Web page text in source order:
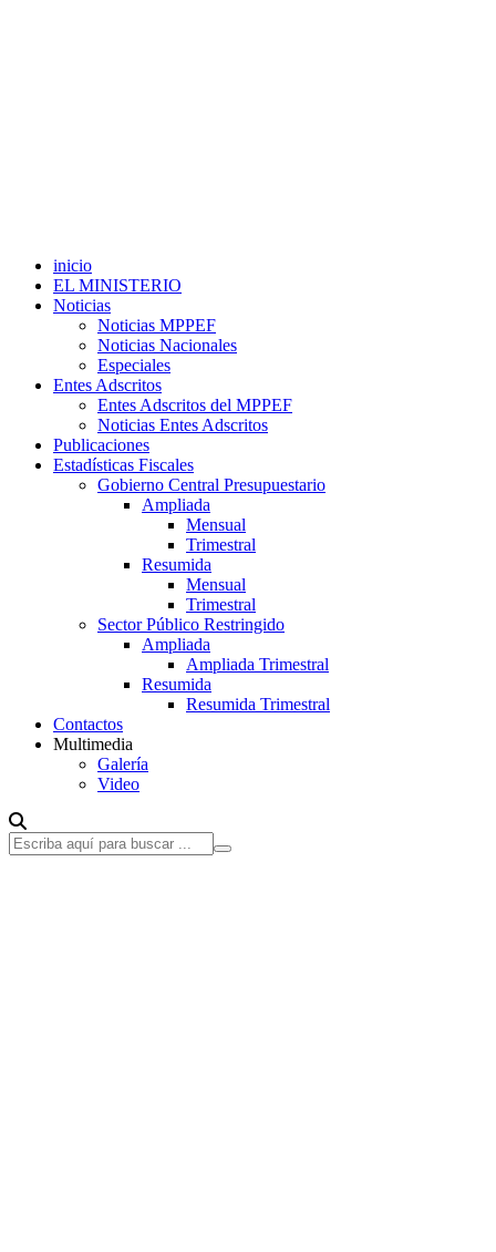
inicio
EL MINISTERIO
Noticias
Noticias MPPEF
Noticias Nacionales
Especiales
Entes Adscritos
Entes Adscritos del MPPEF
Noticias Entes Adscritos
Publicaciones
Estadísticas Fiscales
Gobierno Central Presupuestario
Ampliada
Mensual
Trimestral
Resumida
Mensual
Trimestral
Sector Público Restringido
Ampliada
Ampliada Trimestral
Resumida
Resumida Trimestral
Contactos
Multimedia
Galería
Video